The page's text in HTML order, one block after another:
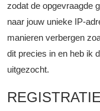
zodat de opgevraagde
naar jouw unieke IP-
manieren verbergen
dit precies in en heb ik
uitgezocht.
REGISTRATIE